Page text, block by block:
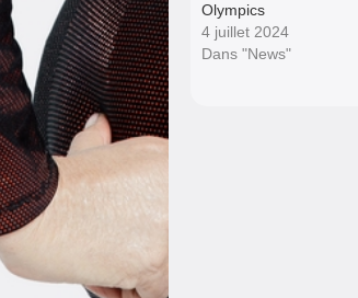
Olympics
4 juillet 2024
Dans "News"